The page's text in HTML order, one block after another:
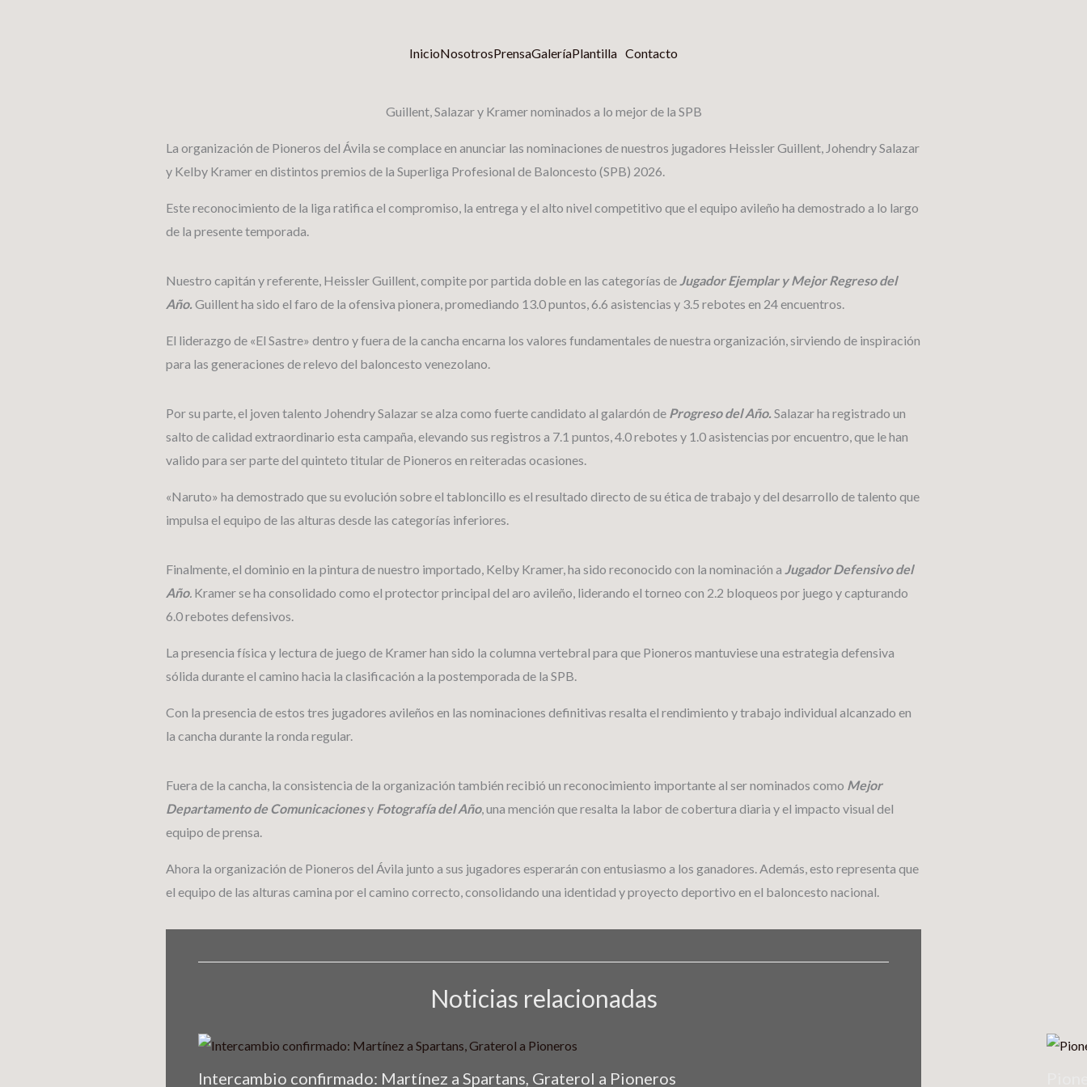
InicioNosotrosPrensaGaleríaPlantilla Contacto
Guillent, Salazar y Kramer nominados a lo mejor de la SPB
La organización de Pioneros del Ávila se complace en anunciar las nominaciones de nuestros jugadores Heissler Guillent, Johendry Salazar
y Kelby Kramer en distintos premios de la Superliga Profesional de Baloncesto (SPB) 2026.
Este reconocimiento de la liga ratifica el compromiso, la entrega y el alto nivel competitivo que el equipo avileño ha demostrado a lo largo
de la presente temporada.
Nuestro capitán y referente, Heissler Guillent, compite por partida doble en las categorías de Jugador Ejemplar y Mejor Regreso del
Año.Guillent ha sido el faro de la ofensiva pionera, promediando 13.0 puntos, 6.6 asistencias y 3.5 rebotes en 24 encuentros.
El liderazgo de «El Sastre» dentro y fuera de la cancha encarna los valores fundamentales de nuestra organización, sirviendo de inspiración
para las generaciones de relevo del baloncesto venezolano.
Por su parte, el joven talento Johendry Salazar se alza como fuerte candidato al galardón de Progreso del Año.Salazar ha registrado un
salto de calidad extraordinario esta campaña, elevando sus registros a 7.1 puntos, 4.0 rebotes y 1.0 asistencias por encuentro, que le han
valido para ser parte del quinteto titular de Pioneros en reiteradas ocasiones.
«Naruto» ha demostrado que su evolución sobre el tabloncillo es el resultado directo de su ética de trabajo y del desarrollo de talento que
impulsa el equipo de las alturas desde las categorías inferiores.
Finalmente, el dominio en la pintura de nuestro importado, Kelby Kramer, ha sido reconocido con la nominación a Jugador Defensivo del
Año. Kramer se ha consolidado como el protector principal del aro avileño, liderando el torneo con 2.2 bloqueos por juego y capturando
6.0 rebotes defensivos.
La presencia física y lectura de juego de Kramer han sido la columna vertebral para que Pioneros mantuviese una estrategia defensiva
sólida durante el camino hacia la clasificación a la postemporada de la SPB.
Con la presencia de estos tres jugadores avileños en las nominaciones definitivas resalta el rendimiento y trabajo individual alcanzado en
la cancha durante la ronda regular.
Fuera de la cancha, la consistencia de la organización también recibió un reconocimiento importante al ser nominados como Mejor
Departamento de Comunicacionesy Fotografía del Año, una mención que resalta la labor de cobertura diaria y el impacto visual del
equipo de prensa.
Ahora la organización de Pioneros del Ávila junto a sus jugadores esperarán con entusiasmo a los ganadores. Además, esto representa que
el equipo de las alturas camina por el camino correcto, consolidando una identidad y proyecto deportivo en el baloncesto nacional.
Noticias relacionadas
Intercambio confirmado: Martínez a Spartans, Graterol a Pioneros